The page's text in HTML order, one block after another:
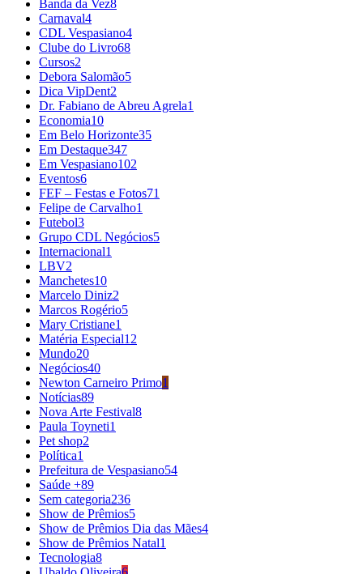
Banda da Vez8
Carnaval4
CDL Vespasiano4
Clube do Livro68
Cursos2
Debora Salomão5
Dica VipDent2
Dr. Fabiano de Abreu Agrela1
Economia10
Em Belo Horizonte35
Em Destaque347
Em Vespasiano102
Eventos6
FEF – Festas e Fotos71
Felipe de Carvalho1
Futebol3
Grupo CDL Negócios5
Internacional1
LBV2
Manchetes10
Marcelo Diniz2
Marcos Rogério5
Mary Cristiane1
Matéria Especial12
Mundo20
Negócios40
Newton Carneiro Primo1
Notícias89
Nova Arte Festival8
Paula Toyneti1
Pet shop2
Política1
Prefeitura de Vespasiano54
Saúde +89
Sem categoria236
Show de Prêmios5
Show de Prêmios Dia das Mães4
Show de Prêmios Natal1
Tecnologia8